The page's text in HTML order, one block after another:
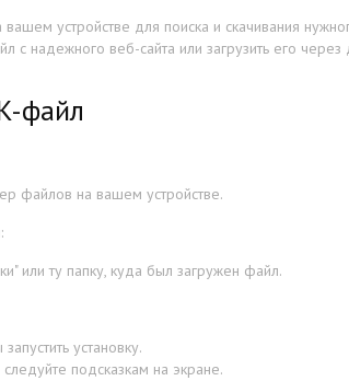
устройстве для поиска и скачивания
с надежного веб-сайта или загрузить его
файл
файлов на вашем устройстве.
:
или ту папку, куда был загружен файл.
установку.
подсказкам на экране.